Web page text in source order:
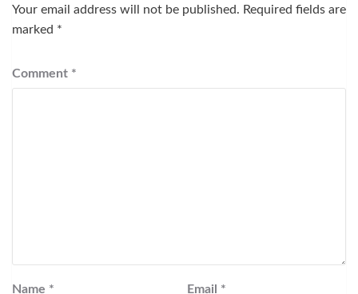
Your email address will not be published. Required fields are
marked *
Comment *
Name * Email *